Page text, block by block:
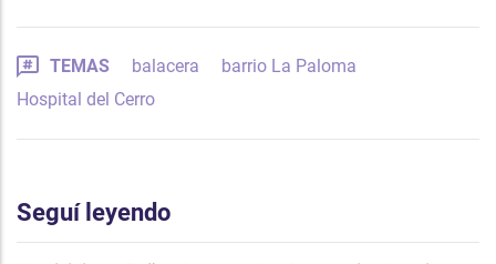
TEMAS balacera
barrio La Paloma
Hospital del Cerro
Seguí leyendo